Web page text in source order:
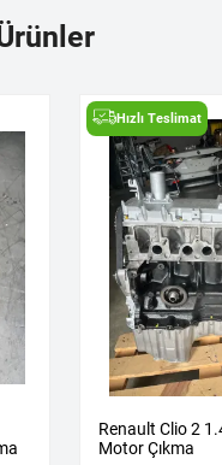
Hızlı Teslimat
Renault Clio 2
Motor Çıkma